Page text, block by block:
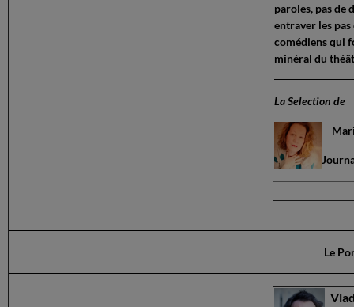
paroles, pas de
entraver les
comédiens qui
minéral du
La Selection de
Le